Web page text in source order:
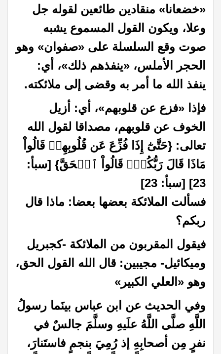
«خضعانا» منقادين طائعين لقوله جل
وعلا، ويكون القول المسموع يشبه
صوت وقع السلسلة على «صفوان» وهو
الحجر الأملس، «ينفذهم ذلك»، أي:
ينفذ الله ما أمر به وقضى إلى ملائكته.
فإذا «فزع عن قلوبهم»، أي: أزيل
الخوف عن قلوبهم، مصداقا لقول الله
تعالى: {حَتَّىٰٓ إِذَا فُزِّعَ عَن قُلُوبِهِمۡ قَالُواْ
مَاذَا قَالَ رَبُّكُمۡۖ قَالُواْ ٱلۡحَقَّ} [سبأ:
23] [سبأ: 23]
فسألت الملائكة بعضها بعضا: ماذا قال
ربكم؟
فيقول المقربون من الملائكة -كجبريل
وميكائيل- مجيبين: قال الله القول الحق،
وهو «العلي الكبير »
وفي الحديث عن ابن عباس بينَما رسولُ
اللَّهِ صلَّى اللَّهُ علَيهِ وسلَّمَ جالسٌ في
نفرٍ مِن أصحابِهِ إذ رُمِيَ بنجمٍ فاستَنارَ،